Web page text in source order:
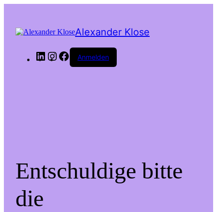
Alexander Klose
LinkedInInstagram
Facebook
Anmelden
Entschuldige bitte
die